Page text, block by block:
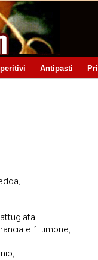
Antipasti
e 1 limone,